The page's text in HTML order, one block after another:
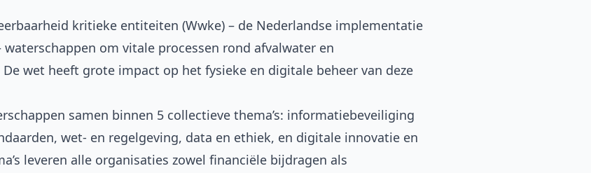
kritieke entiteiten (Wwke) – de Nederlandse implementatie
waterschappen om vitale processen rond afvalwater en
wet heeft grote impact op het fysieke en digitale beheer van deze
samen binnen 5 collectieve thema’s: informatiebeveiliging
wet- en regelgeving, data en ethiek, en digitale innovatie en
leveren alle organisaties zowel financiële bijdragen als